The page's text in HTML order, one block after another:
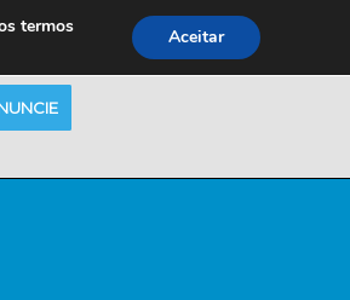
termos
Aceitar